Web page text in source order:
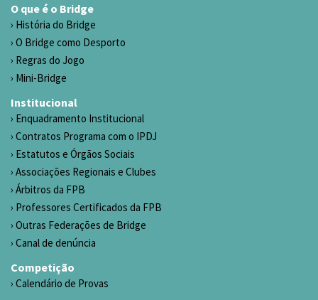
O que é o Bridge
História do Bridge
O Bridge como Desporto
Regras do Jogo
Mini-Bridge
Institucional
Enquadramento Institucional
Contratos Programa com o IPDJ
Estatutos e Órgãos Sociais
Associações Regionais e Clubes
Árbitros da FPB
Professores Certificados da FPB
Outras Federações de Bridge
Canal de denúncia
Competição
Calendário de Provas